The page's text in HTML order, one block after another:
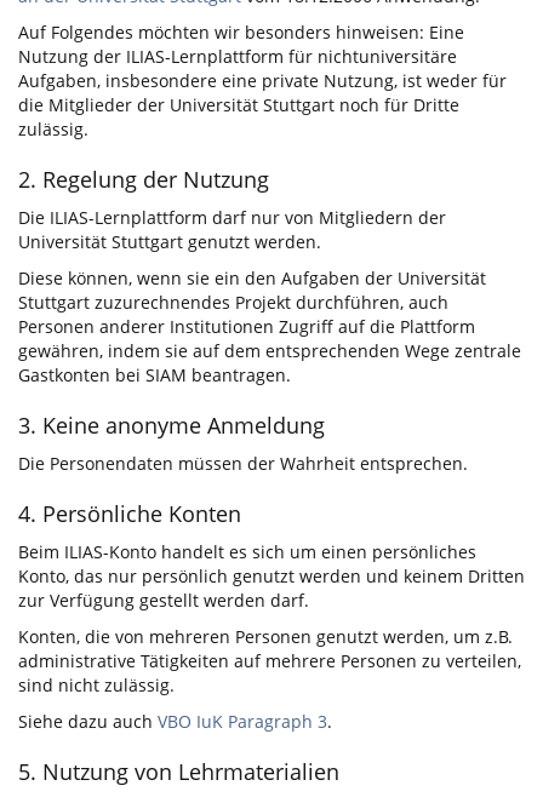
Auf Folgendes möchten wir besonders hinweisen: Eine
Nutzung der ILIAS-Lernplattform für nichtuniversitäre
Aufgaben, insbesondere eine private Nutzung, ist weder für
die Mitglieder der Universität Stuttgart noch für Dritte
zulässig.
2. Regelung der Nutzung
Die ILIAS-Lernplattform darf nur von Mitgliedern der
Universität Stuttgart genutzt werden.
Diese können, wenn sie ein den Aufgaben der Universität
Stuttgart zuzurechnendes Projekt durchführen, auch
Personen anderer Institutionen Zugriff auf die Plattform
gewähren, indem sie auf dem entsprechenden Wege zentrale
Gastkonten bei SIAM beantragen.
3. Keine anonyme Anmeldung
Die Personendaten müssen der Wahrheit entsprechen.
4. Persönliche Konten
Beim ILIAS-Konto handelt es sich um einen persönliches
Konto, das nur persönlich genutzt werden und keinem Dritten
zur Verfügung gestellt werden darf.
Konten, die von mehreren Personen genutzt werden, um z.B.
administrative Tätigkeiten auf mehrere Personen zu verteilen,
sind nicht zulässig.
Siehe dazu auch VBO IuK Paragraph 3.
5. Nutzung von Lehrmaterialien